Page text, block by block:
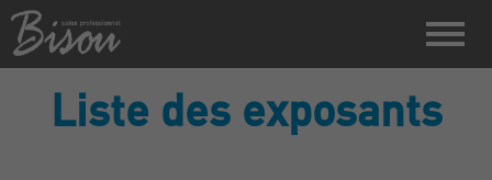
Liste des exposants